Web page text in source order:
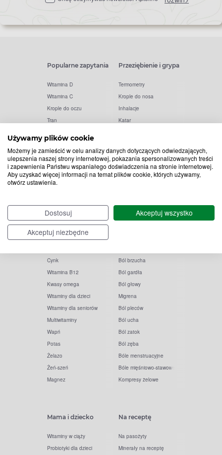
Używamy plików cookie
Możemy je zamieścić w celu analizy danych dotyczących odwiedzających,
ulepszenia naszej strony internetowej, pokazania spersonalizowanych treści
i zapewnienia Państwu wspaniałego doświadczenia na stronie internetowej.
Aby uzyskać więcej informacji na temat plików cookie, których używamy,
otwórz ustawienia.
Dostosuj
Akceptuj wszystko
Akceptuj niezbędne
Popularne zapytania
Witamina D
Witamina C
Krople do oczu
Tran
Melatonina
Elektrolity
Kolagen
Woda morska
Przeziębienie i grypa
Termometry
Krople do nosa
Inhalacje
Katar
Gorączka
Drapanie w gardle
Preparaty przeciwwirusowe
Odporność
Witaminy i minerały
Cynk
Witamina B12
Kwasy omega
Witaminy dla dzieci
Witaminy dla seniorów
Multiwitaminy
Wapń
Potas
Żelazo
Żeń-szeń
Magnez
Ból brzucha
Ból gardła
Ból głowy
Migrena
Ból pleców
Ból ucha
Ból zatok
Ból zęba
Bóle menstruacyjne
Bóle mięśniowo-stawowe
Kompresy żelowe
Mama i dziecko
Witaminy w ciąży
Probiotyki dla dzieci
Na receptę
Na pasożyty
Minerały na receptę